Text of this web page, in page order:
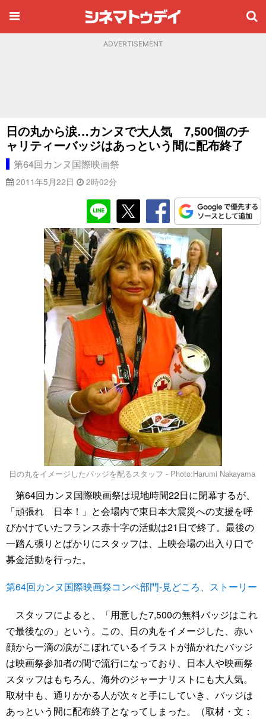
ADVERTISEMENT
日の丸から涙…カンヌで大人気 7,500個のチ
ャリティーバッジはあっという間に配布終了
第64回カンヌ国際映画祭
2011年5月22日 2時02分
日の丸をイメージしたバッジを配るスタッフ - Photo:Harumi Nakayama
第64回カンヌ国際映画祭は現地時間22日に閉幕するが、
「頑張れ 日本！」と会場内で東日本大震災への支援を呼
びかけていたフランス赤十字の活動は21日で終了。最後の
一踏ん張りとばかりにスタッフは、上映会場の出入り口で
募金活動を行った。
第64回カンヌ国際映画祭コンペ部門-見どころ、ストーリー
スタッフによると、「用意した7,500の無料バッジはこれ
で最後なの」という。この、日の丸をイメージした、赤い
顔から一滴の涙がこぼれているイラストが描かれたバッジ
は映画祭参加者の間で流行になっており、日本人や映画祭
スタッフはもちろん、海外のジャーナリストにも大人気。
取材中も、通りかかる人が次々と手にしていき、バッジは
あっという間に配布終了となってしまった。（取材・文：